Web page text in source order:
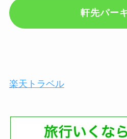
軒先パー
楽天トラベル